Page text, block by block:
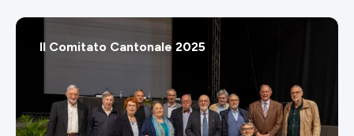
Il Comitato Cantonale 2025